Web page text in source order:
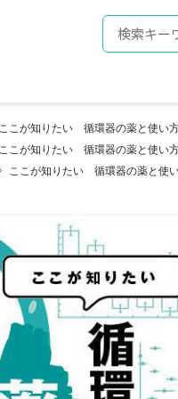
検索キーワ
ここが知りたい 循環器の薬と使い
ここが知りたい 循環器の薬と使い
ここが知りたい 循環器の薬と使